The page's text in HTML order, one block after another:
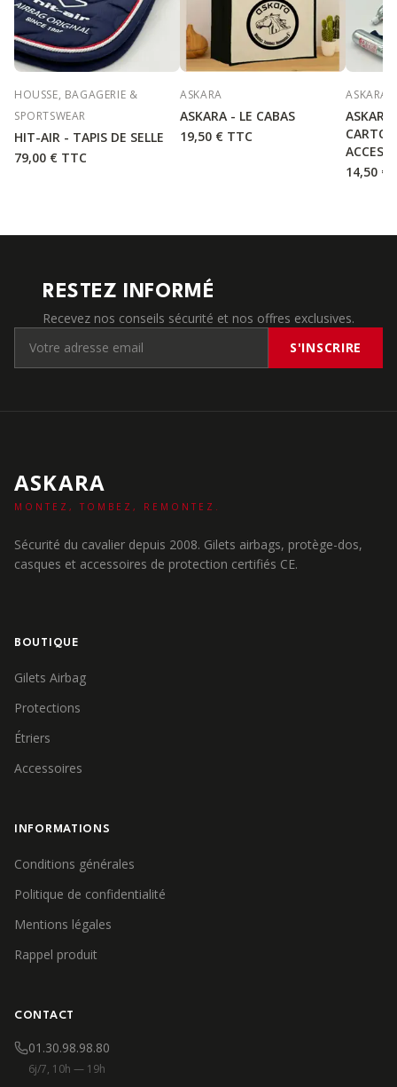
HOUSSE, BAGAGERIE &
SPORTSWEAR
HIT-AIR - TAPIS DE SELLE
79,00 € TTC
ASKARA
ASKARA - LE CABAS
19,50 € TTC
ASKARA
14,50 €
RESTEZ INFORMÉ
Recevez nos conseils sécurité et nos offres exclusives.
S'INSCRIRE
ASKARA
MONTEZ, TOMBEZ, REMONTEZ.
Sécurité du cavalier depuis 2008. Gilets airbags, protège-dos,
casques et accessoires de protection certifiés CE.
BOUTIQUE
Gilets Airbag
Protections
Étriers
Accessoires
INFORMATIONS
Conditions générales
Politique de confidentialité
Mentions légales
Rappel produit
CONTACT
01.30.98.98.80
6j/7, 10h — 19h